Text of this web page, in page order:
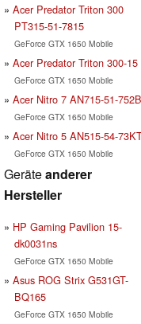
Acer Predator Triton 300
PT315-51-7815
GeForce GTX 1650 Mobile
Acer Predator Triton 300-15
GeForce GTX 1650 Mobile
Acer Nitro 7 AN715-51-752B
GeForce GTX 1650 Mobile
Acer Nitro 5 AN515-54-
GeForce GTX 1650 Mobile
Geräteanderer
Hersteller
HP Gaming Pavilion 15-
dk0031ns
GeForce GTX 1650 Mobile
Asus ROG Strix G531GT-
BQ165
GeForce GTX 1650 Mobile